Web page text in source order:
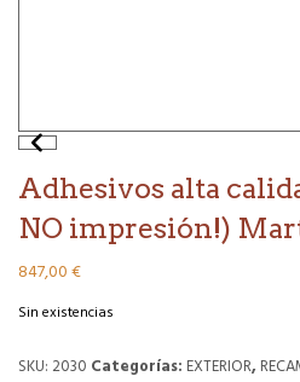
Adhesivos alta
NO impresión!)
847,00€
Sin existencias
SKU: 2030 Categorías: EXTERIOR,